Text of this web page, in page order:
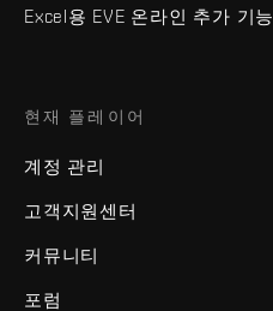
Excel용 EVE 온라인 추가 기능
현재 플레이어
계정 관리
고객지원센터
커뮤니티
포럼